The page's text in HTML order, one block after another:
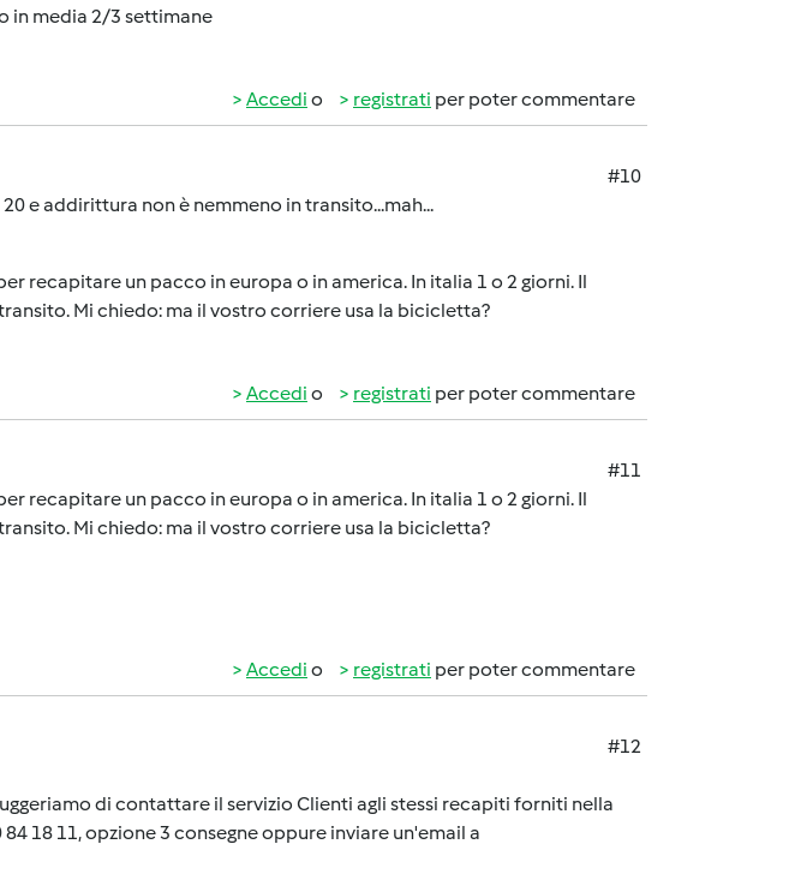
in media 2/3 settimane
Accedi o registrati per poter commentare
#10
e addirittura non è nemmeno in transito...mah...
recapitare un pacco in europa o in america. In italia 1 o 2 giorni. Il
Mi chiedo: ma il vostro corriere usa la bicicletta?
Accedi o registrati per poter commentare
#11
recapitare un pacco in europa o in america. In italia 1 o 2 giorni. Il
Mi chiedo: ma il vostro corriere usa la bicicletta?
Accedi o registrati per poter commentare
#12
di contattare il servizio Clienti agli stessi recapiti forniti nella
18 11, opzione 3 consegne oppure inviare un'email a